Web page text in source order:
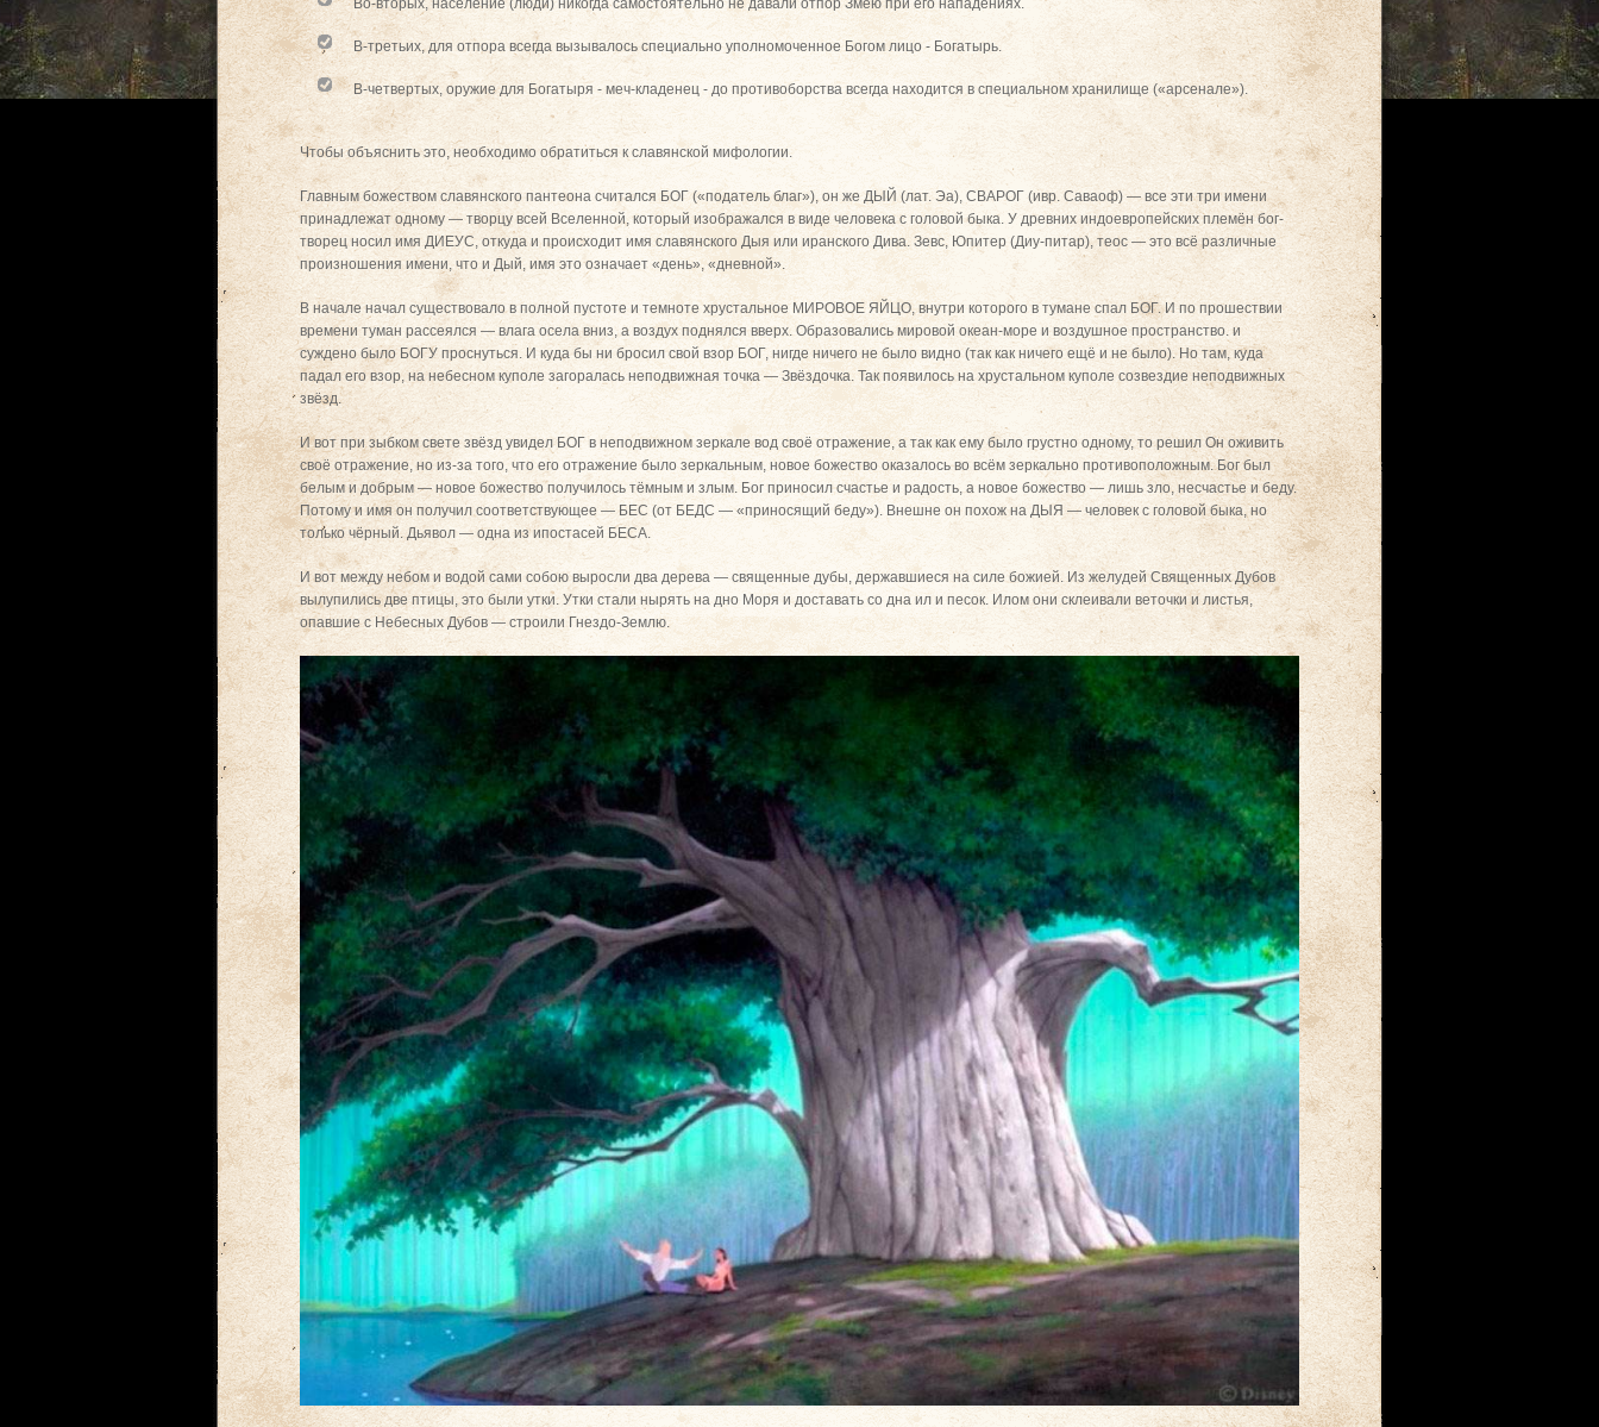
В-третьих, для отпора всегда вызывалось специально уполномоченное Богом лицо - Богатырь.
В-четвертых, оружие для Богатыря - меч-кладенец - до противоборства всегда находится в специальном хранилище («арсенале»).
Чтобы объяснить это, необходимо обратиться к славянской мифологии.
Главным божеством славянского пантеона считался БОГ («податель благ»), он же ДЫЙ (лат. Эа), СВАРОГ (ивр. Саваоф) — все эти три имени
принадлежат одному — творцу всей Вселенной, который изображался в виде человека с головой быка. У древних индоевропейских племён бог-
творец носил имя ДИЕУС, откуда и происходит имя славянского Дыя или иранского Дива. Зевс, Юпитер (Диу-питар), теос — это всё различные
произношения имени, что и Дый, имя это означает «день», «дневной».
В начале начал существовало в полной пустоте и темноте хрустальное МИРОВОЕ ЯЙЦО, внутри которого в тумане спал БОГ. И по прошествии
времени туман рассеялся — влага осела вниз, а воздух поднялся вверх. Образовались мировой океан-море и воздушное пространство. и
суждено было БОГУ проснуться. И куда бы ни бросил свой взор БОГ, нигде ничего не было видно (так как ничего ещё и не было). Но там, куда
падал его взор, на небесном куполе загоралась неподвижная точка — Звёздочка. Так появилось на хрустальном куполе созвездие неподвижных
звёзд.
И вот при зыбком свете звёзд увидел БОГ в неподвижном зеркале вод своё отражение, а так как ему было грустно одному, то решил Он оживить
своё отражение, но из-за того, что его отражение было зеркальным, новое божество оказалось во всём зеркально противоположным. Бог был
белым и добрым — новое божество получилось тёмным и злым. Бог приносил счастье и радость, а новое божество — лишь зло, несчастье и беду.
Потому и имя он получил соответствующее — БЕС (от БЕДС — «приносящий беду»). Внешне он похож на ДЫЯ — человек с головой быка, но
только чёрный. Дьявол — одна из ипостасей БЕСА.
И вот между небом и водой сами собою выросли два дерева — священные дубы, державшиеся на силе божией. Из желудей Священных Дубов
вылупились две птицы, это были утки. Утки стали нырять на дно Моря и доставать со дна ил и песок. Илом они склеивали веточки и листья,
опавшие с Небесных Дубов — строили Гнездо-Землю.